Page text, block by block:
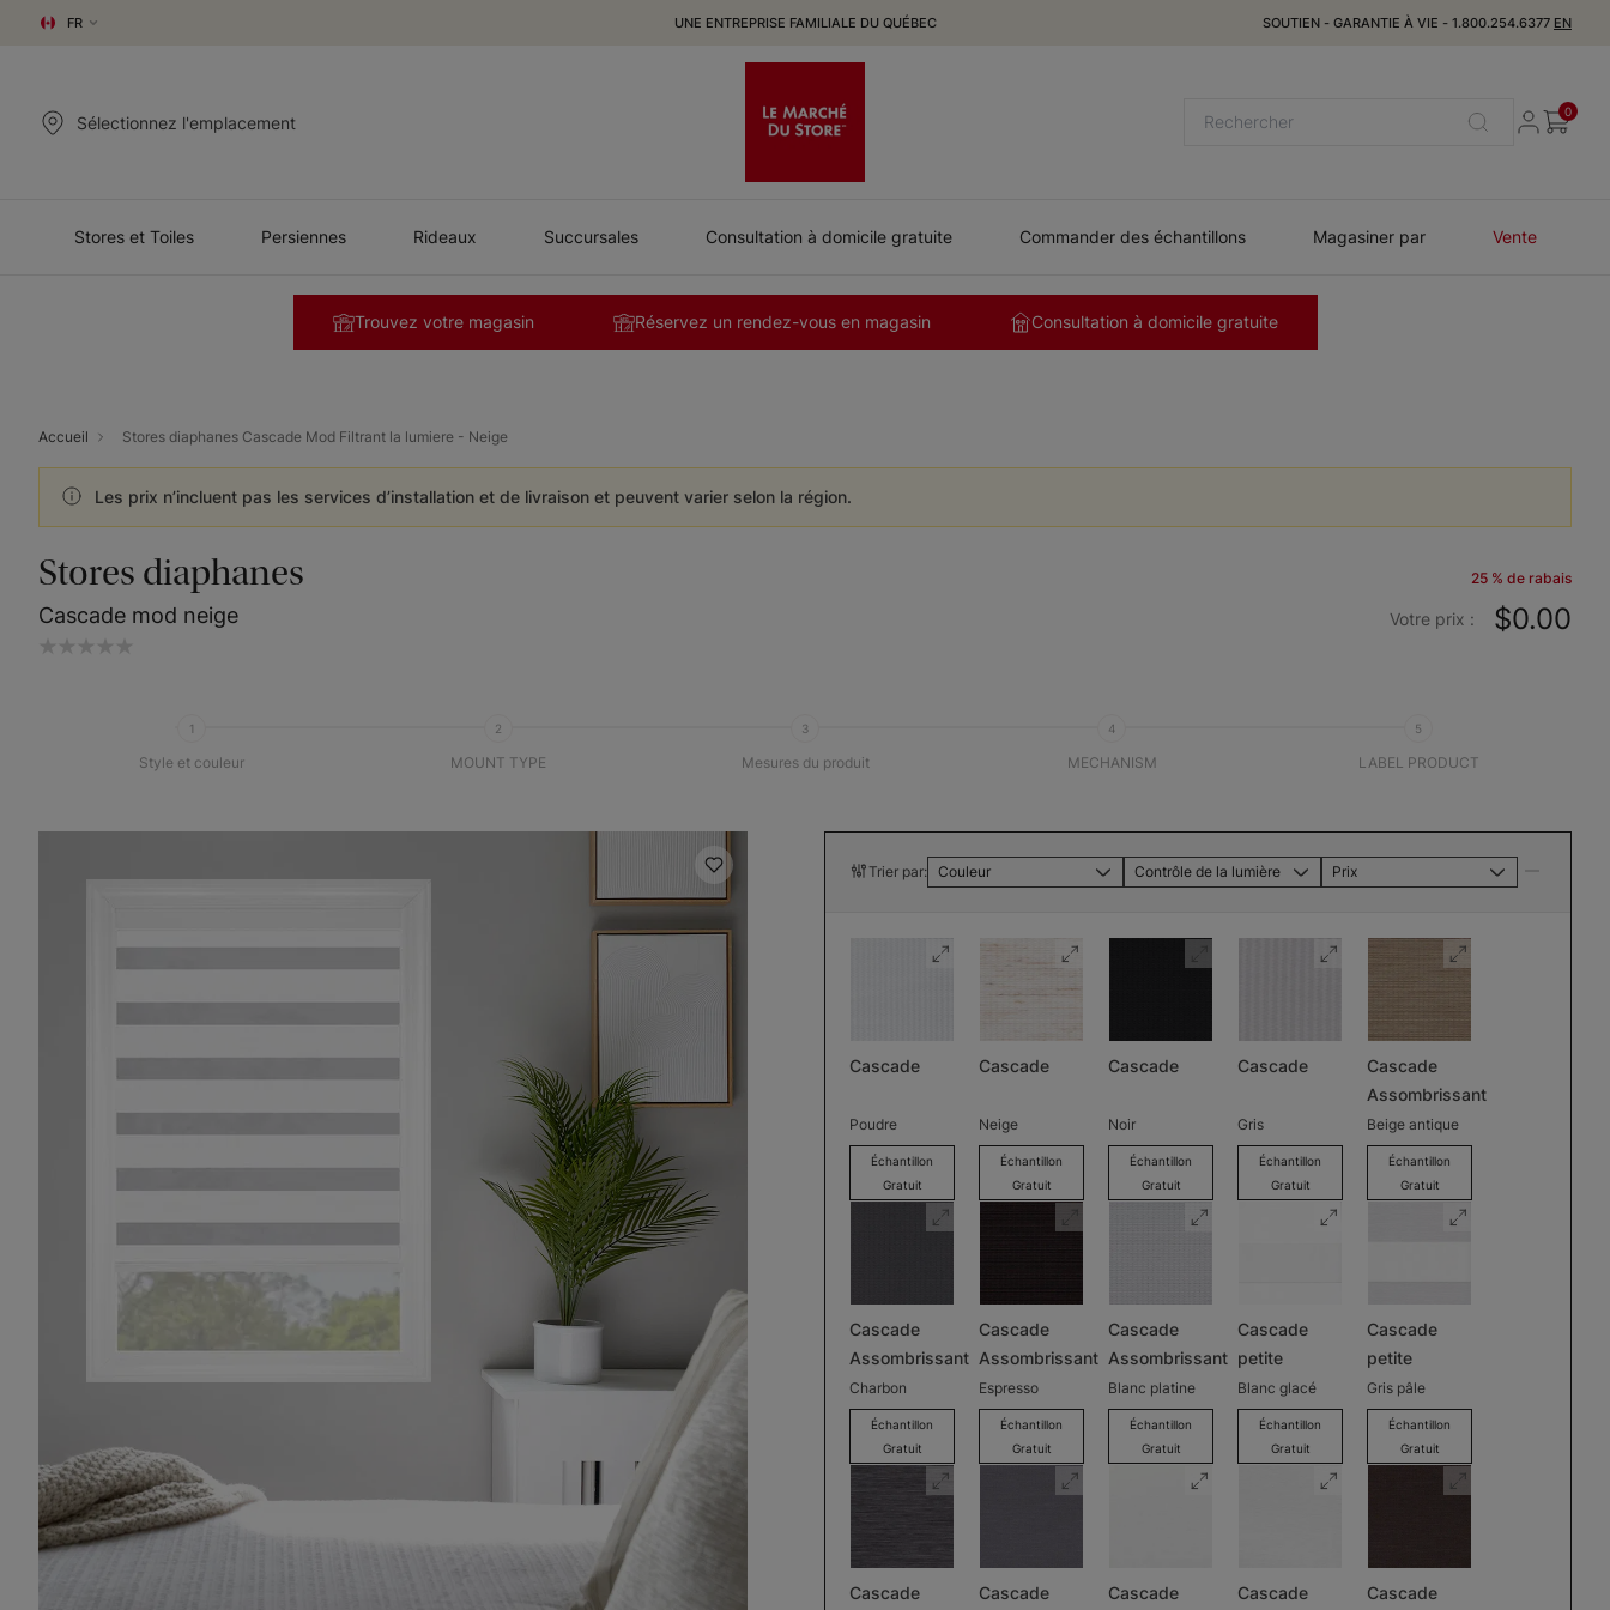
FR UNE ENTREPRISE FAMILIALE DU QUÉBEC SOUTIEN - GARANTIE À VIE - 1.800.254.6377 EN
Sélectionnez l'emplacement
0
Stores et Toiles Persiennes Rideaux Succursales Consultation à domicile gratuite Commander des échantillons Magasiner par Vente
Trouvez votre magasin Réservez un rendez-vous en magasin Consultation à domicile gratuite
Accueil Stores diaphanes Cascade Mod Filtrant la lumiere - Neige
Les prix n’incluent pas les services d’installation et de livraison et peuvent varier selon la région.
Stores diaphanes
Cascade mod neige
25 % de rabais
Votre prix : $0.00
1
Style et couleur
2
MOUNT TYPE
3
Mesures du produit
4
MECHANISM
5
LABEL PRODUCT
Trier par: Couleur Contrôle de la lumière Prix
Cascade
Poudre
Échantillon
Gratuit
Cascade
Neige
Échantillon
Gratuit
Cascade
Noir
Échantillon
Gratuit
Cascade
Gris
Échantillon
Gratuit
Cascade
Assombrissant
Beige antique
Échantillon
Gratuit
Cascade
Assombrissant
Charbon
Échantillon
Gratuit
Cascade
Assombrissant
Espresso
Échantillon
Gratuit
Cascade
Assombrissant
Blanc platine
Échantillon
Gratuit
Cascade
petite
Blanc glacé
Échantillon
Gratuit
Cascade
petite
Gris pâle
Échantillon
Gratuit
Cascade
Cascade
Cascade
Cascade
Cascade